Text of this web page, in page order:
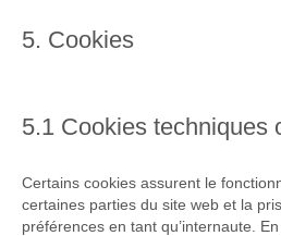
5. Cookies
5.1 Cookies techniques
Certains cookies assurent le
certaines parties du site web et la
préférences en tant qu’internaute.